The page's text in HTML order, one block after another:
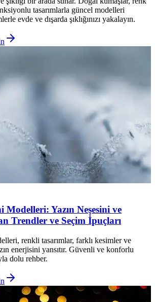
tasarımlarla güncel modelleri
evde ve dışarda şıklığınızı yakalayın.
Modelleri: Yazın Neşesini ve
Trendler ve Seçim İpuçları
renkli tasarımlar, farklı kesimler ve
enerjisini yansıtır. Güvenli ve konforlu
dolu rehber.